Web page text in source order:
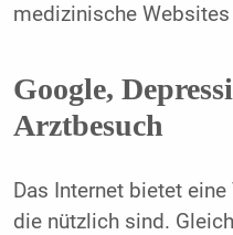
medizinische Websites
Google,
Arztbesuch
Das Internet bietet
die nützlich sind.